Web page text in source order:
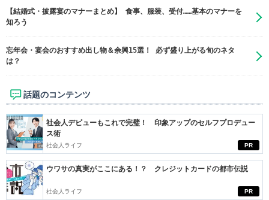
【結婚式・披露宴のマナーまとめ】 食事、服装、受付……基本のマナーを
知ろう
忘年会・宴会のおすすめ出し物＆余興15選！ 必ず盛り上がる旬のネタ
は？
話題のコンテンツ
PR
社会人デビューもこれで完璧！ 印象アップのセルフプロデュー
ス術
社会人ライフ
PR
ウワサの真実がここにある！？ クレジットカードの都市伝説
社会人ライフ